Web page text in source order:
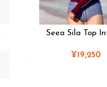
Seea Sila Top
¥19,250